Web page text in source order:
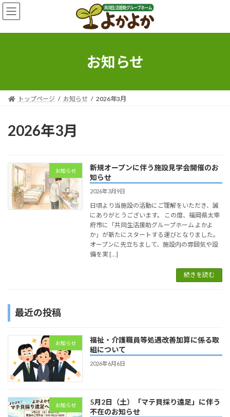
お知らせ
トップページ お知らせ 2026年3月
2026年3月
お知らせ
新規オープンに伴う施設見学会開催のお
知らせ
2026年3月9日
日頃より当施設の活動にご理解をいただき、誠
にありがとうございます。 この度、福岡県太宰
府市に「共同生活援助グループホーム よかよ
か」が新たにスタートする運びとなりました。
オープンに先立ちまして、施設内の雰囲気や設
備を実 […]
続きを読む
最近の投稿
お知らせ
福祉・介護職員等処遇改善加算に係る取
組について
2026年6月6日
お知らせ
5月2日（土）「マテ貝採り遠足」に伴う
不在のお知らせ